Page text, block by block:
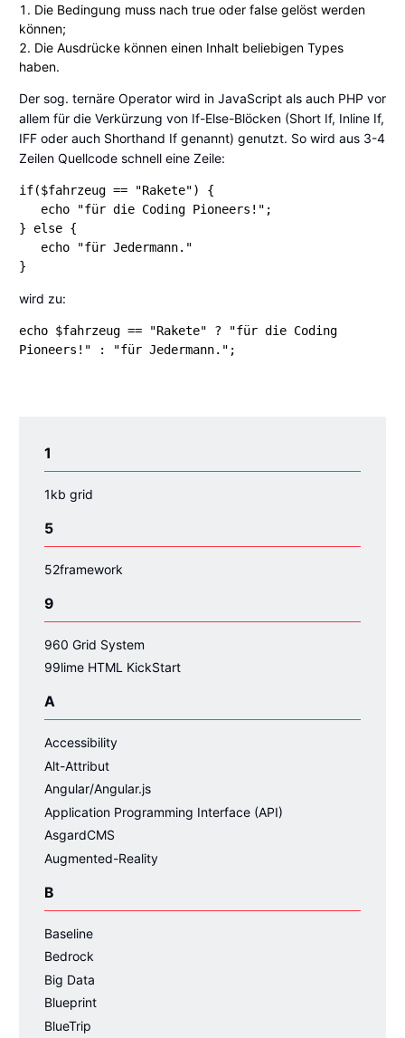
Die Bedingung muss nach true oder false gelöst werden
können;
Die Ausdrücke können einen Inhalt beliebigen Types
haben.
Der sog. ternäre Operator wird in JavaScript als auch PHP vor
allem für die Verkürzung von If-Else-Blöcken (Short If, Inline If,
IFF oder auch Shorthand If genannt) genutzt. So wird aus 3-4
Zeilen Quellcode schnell eine Zeile:
if($fahrzeug == "Rakete") {
echo "für die Coding Pioneers!";
} else {
echo "für Jedermann."
}
wird zu:
echo $fahrzeug == "Rakete" ? "für die Coding
1
1kb grid
5
52framework
9
960 Grid System
99lime HTML KickStart
A
Accessibility
Alt-Attribut
Angular/Angular.js
Application Programming Interface (API)
AsgardCMS
Augmented-Reality
B
Baseline
Bedrock
Big Data
Blueprint
BlueTrip